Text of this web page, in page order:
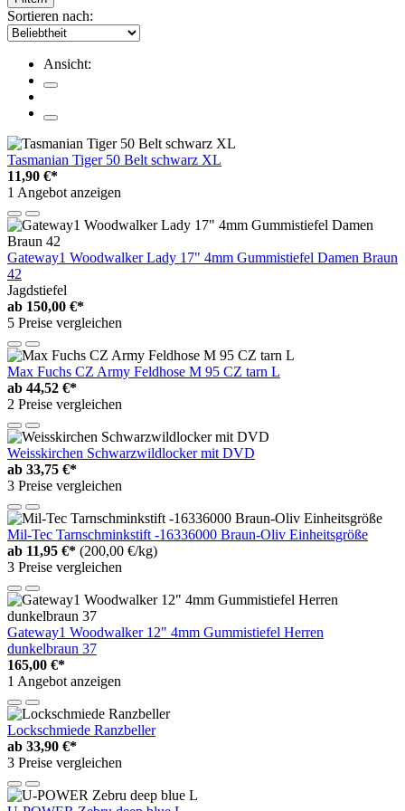
Sortieren nach:
Ansicht:
Tasmanian Tiger 50 Belt schwarz XL
11,90 €*
1 Angebot anzeigen
Gateway1 Woodwalker Lady 17" 4mm Gummistiefel Damen Braun
42
Jagdstiefel
ab 150,00 €*
5 Preise vergleichen
Max Fuchs CZ Army Feldhose M 95 CZ tarn L
ab 44,52 €*
2 Preise vergleichen
Weisskirchen Schwarzwildlocker mit DVD
ab 33,75 €*
3 Preise vergleichen
Mil-Tec Tarnschminkstift -16336000 Braun-Oliv Einheitsgröße
ab 11,95 €* (200,00 €/kg)
3 Preise vergleichen
Gateway1 Woodwalker 12" 4mm Gummistiefel Herren
dunkelbraun 37
165,00 €*
1 Angebot anzeigen
Lockschmiede Ranzbeller
ab 33,90 €*
3 Preise vergleichen